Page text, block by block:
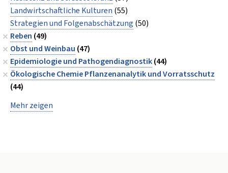
Landwirtschaftliche Kulturen (55)
Strategien und Folgenabschätzung (50)
Reben (49)
Obst und Weinbau (47)
Epidemiologie und Pathogendiagnostik(44)
Ökologische Chemie Pflanzenanalytik und Vorratsschutz
(44)
Mehr zeigen